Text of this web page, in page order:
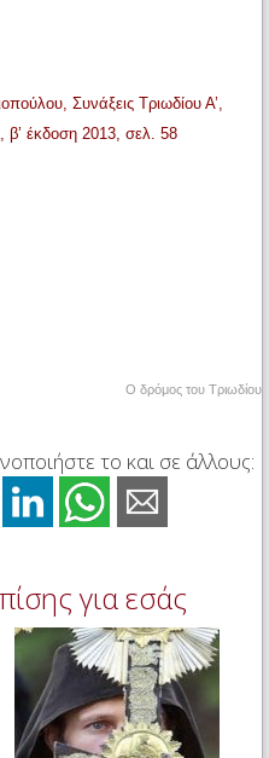
Συνάξεις Τριωδίου Α’,
έκδοση 2013, σελ. 58
Ο δρόμος του Τριωδίου
το και σε άλλους:
για εσάς